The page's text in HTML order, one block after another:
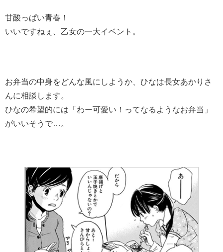
甘酸っぱい青春！
いいですねぇ、乙女の一大イベント。
お弁当の中身をどんな風にしようか、ひなは長女あかりさ
んに相談します。
ひなの希望的には「わー可愛い！ってなるようなお弁当」
がいいそうで…。